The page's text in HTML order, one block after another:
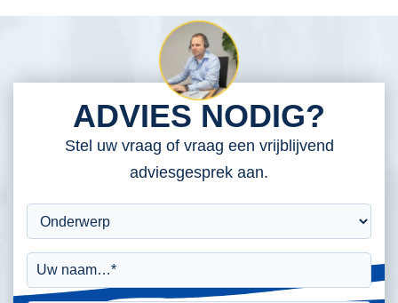
ADVIES NODIG?
Stel uw vraag of vraag een vrijblijvend
adviesgesprek aan.